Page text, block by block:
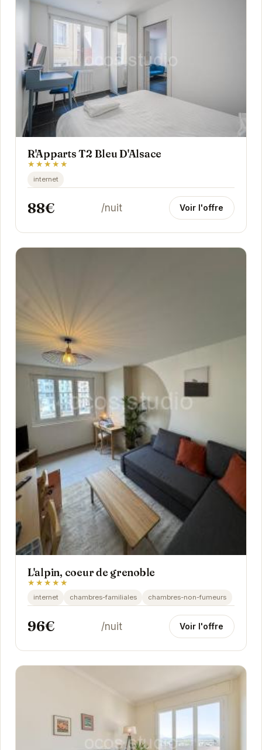
R'Apparts T2 Bleu D'Alsace
★★★★★
internet
88€ /nuit Voir l'offre
L'alpin, coeur de grenoble
★★★★★
internet chambres-familiales chambres-non-fumeurs
96€ /nuit Voir l'offre